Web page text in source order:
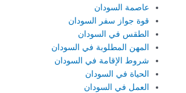
عاصمة السودان
قوة جواز سفر السودان
الطقس في السودان
المهن المطلوبة في السودان
شروط الإقامة في السودان
الحياة في السودان
العمل في السودان